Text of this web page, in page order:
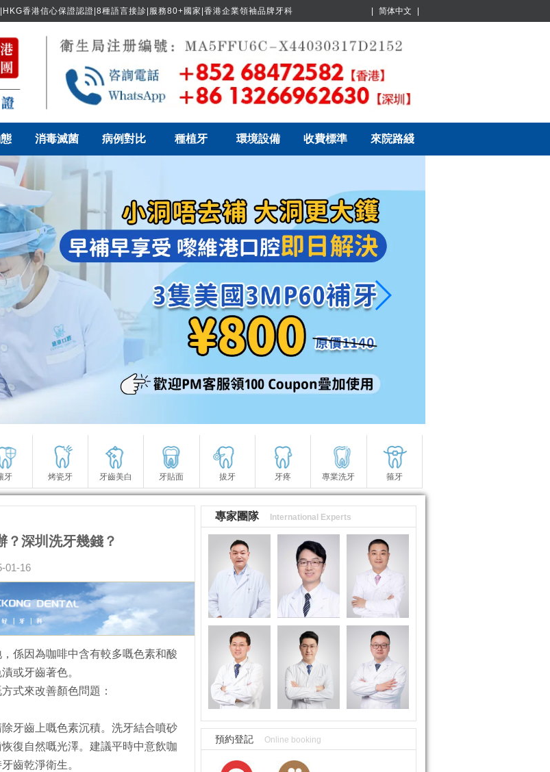
香港信心保證認證|8種語言接診|服務80+國家|香港企業領袖品牌牙科 简体中文
消毒滅菌 病例對比 種植牙 環境設備 收費標準 來院路綫
牙 烤瓷牙 牙齒美白 牙貼面 拔牙 牙疼 專業洗牙 箍牙
？深圳洗牙幾錢？
01-16
係因為咖啡中含有較多嘅色素和酸
或牙齒著色。
式來改善顏色問題：
牙齒上嘅色素沉積。洗牙結合噴砂
復自然嘅光澤。建議平時中意飲咖
齒乾淨衛生。
專家團隊 International Experts
預約登記 Online booking